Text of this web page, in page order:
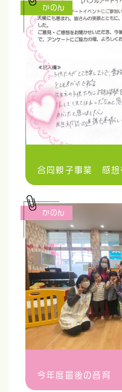
合同親子事業 感想
かのん
今年度最後の音育
かのん